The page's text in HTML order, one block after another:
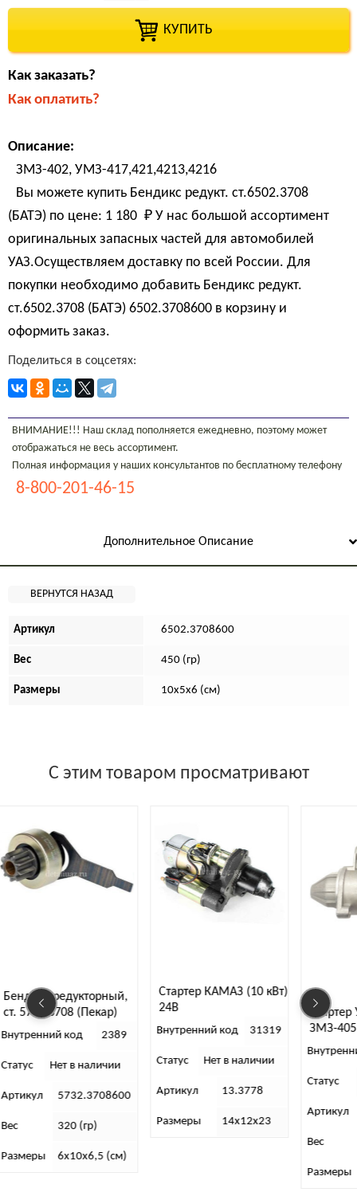
КУПИТЬ
Как заказать?
Как оплатить?
Описание:
ЗМЗ-402, УМЗ-417,421,4213,4216
Вы можете купить Бендикс редукт. ст.6502.3708
(БАТЭ) по цене: 1 180 ₽ У нас большой ассортимент
оригинальных запасных частей для автомобилей
УАЗ.Осуществляем доставку по всей России. Для
покупки необходимо добавить Бендикс редукт.
ст.6502.3708 (БАТЭ) 6502.3708600 в корзину и
оформить заказ.
Поделиться в соцсетях:
ВНИМАНИЕ!!! Наш склад пополняется ежедневно, поэтому может
отображаться не весь ассортимент.
Полная информация у наших консультантов по бесплатному телефону
8-800-201-46-15
Дополнительное Описание
Артикул 6502.3708600
Вес 450 (гр)
Размеры 10х5х6 (см)
С этим товаром просматривают
Стартер КАМАЗ (10 кВт)
24В
Внутренний код 31319
Статус Нет в наличии
Артикул 13.3778
Размеры 14х12х23
ЗМЗ-405,406,409, 514,
40524, 40904 редукторный
1.7 кВт (KNG-3708000-51)
34441
Нет в наличии
406.3708000-451
10 х 30 х 16